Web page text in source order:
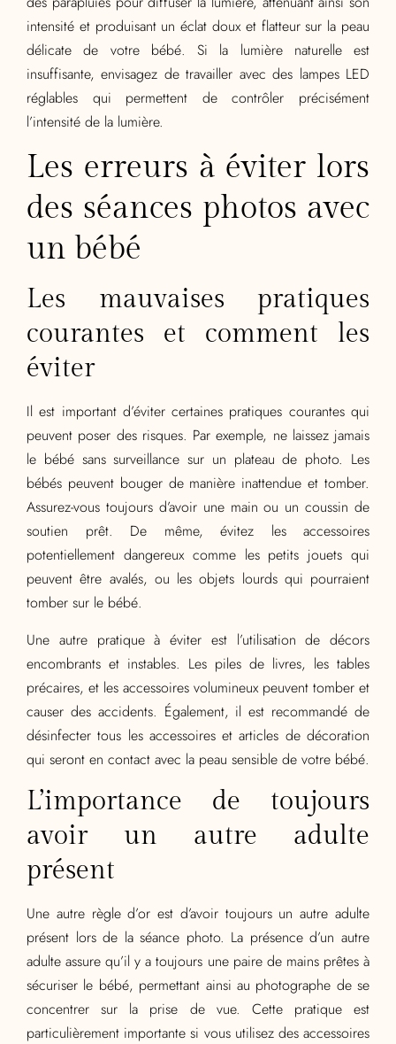
intensité et produisant un éclat doux et flatteur sur la peau
délicate de votre bébé. Si la lumière naturelle est
insuffisante, envisagez de travailler avec des lampes LED
réglables qui permettent de contrôler précisément
l’intensité de la lumière.
Les erreurs à éviter lors
des séances photos avec
un bébé
Les mauvaises pratiques
courantes et comment les
éviter
Il est important d’éviter certaines pratiques courantes qui
peuvent poser des risques. Par exemple, ne laissez jamais
le bébé sans surveillance sur un plateau de photo. Les
bébés peuvent bouger de manière inattendue et tomber.
Assurez-vous toujours d’avoir une main ou un coussin de
soutien prêt. De même, évitez les accessoires
potentiellement dangereux comme les petits jouets qui
peuvent être avalés, ou les objets lourds qui pourraient
tomber sur le bébé.
Une autre pratique à éviter est l’utilisation de décors
encombrants et instables. Les piles de livres, les tables
précaires, et les accessoires volumineux peuvent tomber et
causer des accidents. Également, il est recommandé de
désinfecter tous les accessoires et articles de décoration
qui seront en contact avec la peau sensible de votre bébé.
L’importance de toujours
avoir un autre adulte
présent
Une autre règle d’or est d’avoir toujours un autre adulte
présent lors de la séance photo. La présence d’un autre
adulte assure qu’il y a toujours une paire de mains prêtes à
sécuriser le bébé, permettant ainsi au photographe de se
concentrer sur la prise de vue. Cette pratique est
particulièrement importante si vous utilisez des accessoires